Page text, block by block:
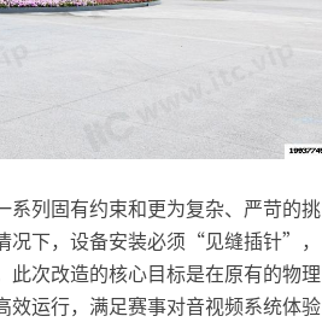
系列固有约束和更为复杂、严苛的挑
况下，设备安装必须“见缝插针”，
次改造的核心目标是在原有的物理
运行，满足赛事对音视频系统体验